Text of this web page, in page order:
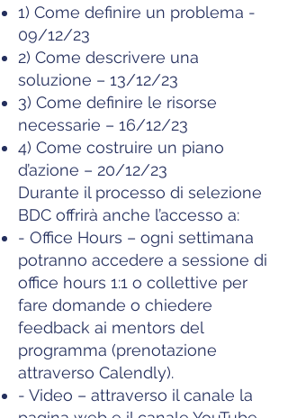
1) Come definire un problema -
09/12/23
2) Come descrivere una
soluzione – 13/12/23
3) Come definire le risorse
necessarie – 16/12/23
4) Come costruire un piano
d’azione – 20/12/23
Durante il processo di selezione
BDC offrirà anche l’accesso a:
- Office Hours – ogni settimana
potranno accedere a sessione di
office hours 1:1 o collettive per
fare domande o chiedere
feedback ai mentors del
programma (prenotazione
attraverso Calendly).
- Video – attraverso il canale la